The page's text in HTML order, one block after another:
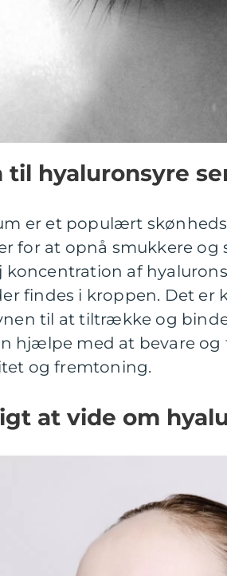
hyaluronsyre
er et populært
for at opnå smukkere og
af
findes i kroppen. Det
til at tiltrække og
hjælpe med at bevare
og fremtoning.
at vide om